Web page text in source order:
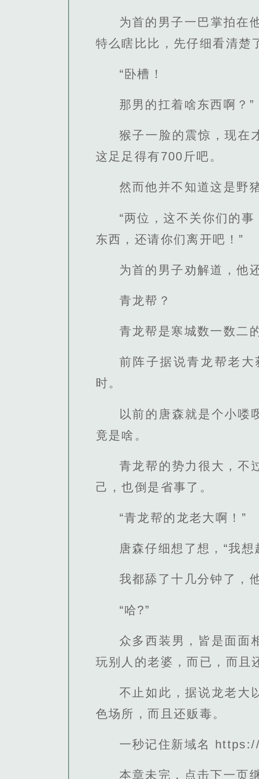
为首的男子一巴掌拍在
特么瞎比比，先仔细看清楚
“卧槽！
那男的扛着啥东西啊？”
猴子一脸的震惊，现在
这足足得有700斤吧。
然而他并不知道这是野
“两位，这不关你们的
东西，还请你们离开吧！”
为首的男子劝解道，他
青龙帮？
青龙帮是寒城数一数二
前阵子据说青龙帮老
时。
以前的唐森就是个小喽
竟是啥。
青龙帮的势力很大，不
己，也倒是省事了。
“青龙帮的龙老大啊！”
唐森仔细想了想，“我
我都舔了十几分钟了，
“哈?”
众多西装男，皆是面面
玩别人的老婆，而已，而且
不止如此，据说龙老大
色场所，而且还贩毒。
一秒记住新域名
本章未完，点击下一页